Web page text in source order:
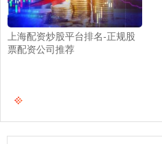
上海配资炒股平台排名-正规股
票配资公司推荐